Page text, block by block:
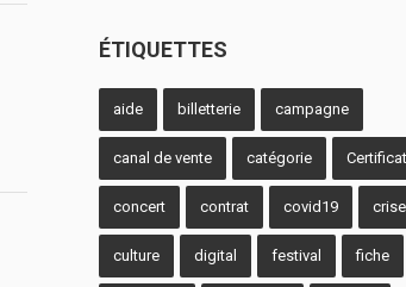
ÉTIQUETTES
aide billetterie campagne
canal de vente catégorie
concert contrat covid19
culture digital festival fiche